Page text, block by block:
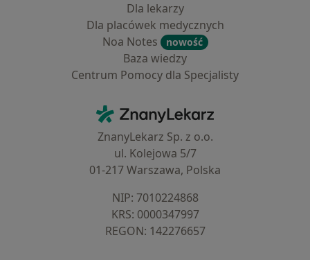
Dla lekarzy
Dla placówek medycznych
Noa Notes
nowość
Baza wiedzy
Centrum Pomocy dla Specjalisty
ZnanyLekarz - Strona główna
ZnanyLekarz Sp. z o.o.
ul. Kolejowa 5/7
01-217 Warszawa, Polska
NIP: ⁠7010224868
KRS: ⁠0000347997
REGON: ⁠142276657